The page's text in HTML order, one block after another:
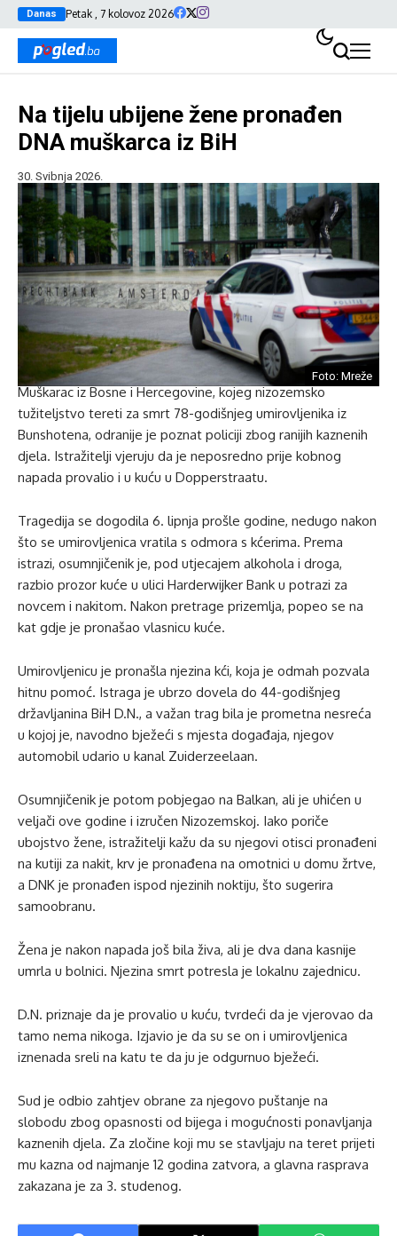
Danas Petak , 7 kolovoz 2026
Na tijelu ubijene žene pronađen
DNA muškarca iz BiH
30. Svibnja 2026.
Foto: Mreže
Muškarac iz Bosne i Hercegovine, kojeg nizozemsko
tužiteljstvo tereti za smrt 78-godišnjeg umirovljenika iz
Bunshotena, odranije je poznat policiji zbog ranijih kaznenih
djela. Istražitelji vjeruju da je neposredno prije kobnog
napada provalio i u kuću u Dopperstraatu.
Tragedija se dogodila 6. lipnja prošle godine, nedugo nakon
što se umirovljenica vratila s odmora s kćerima. Prema
istrazi, osumnjičenik je, pod utjecajem alkohola i droga,
razbio prozor kuće u ulici Harderwijker Bank u potrazi za
novcem i nakitom. Nakon pretrage prizemlja, popeo se na
kat gdje je pronašao vlasnicu kuće.
Umirovljenicu je pronašla njezina kći, koja je odmah pozvala
hitnu pomoć. Istraga je ubrzo dovela do 44-godišnjeg
državljanina BiH D.N., a važan trag bila je prometna nesreća
u kojoj je, navodno bježeći s mjesta događaja, njegov
automobil udario u kanal Zuiderzeelaan.
Osumnjičenik je potom pobjegao na Balkan, ali je uhićen u
veljači ove godine i izručen Nizozemskoj. Iako poriče
ubojstvo žene, istražitelji kažu da su njegovi otisci pronađeni
na kutiji za nakit, krv je pronađena na omotnici u domu žrtve,
a DNK je pronađen ispod njezinih noktiju, što sugerira
samoobranu.
Žena je nakon napada još bila živa, ali je dva dana kasnije
umrla u bolnici. Njezina smrt potresla je lokalnu zajednicu.
D.N. priznaje da je provalio u kuću, tvrdeći da je vjerovao da
tamo nema nikoga. Izjavio je da su se on i umirovljenica
iznenada sreli na katu te da ju je odgurnuo bježeći.
Sud je odbio zahtjev obrane za njegovo puštanje na
slobodu zbog opasnosti od bijega i mogućnosti ponavljanja
kaznenih djela. Za zločine koji mu se stavljaju na teret prijeti
mu kazna od najmanje 12 godina zatvora, a glavna rasprava
zakazana je za 3. studenog.